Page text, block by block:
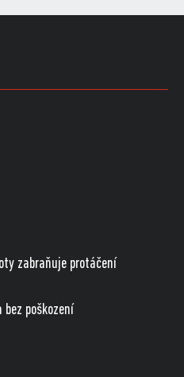
zabraňuje protáčení
poškození